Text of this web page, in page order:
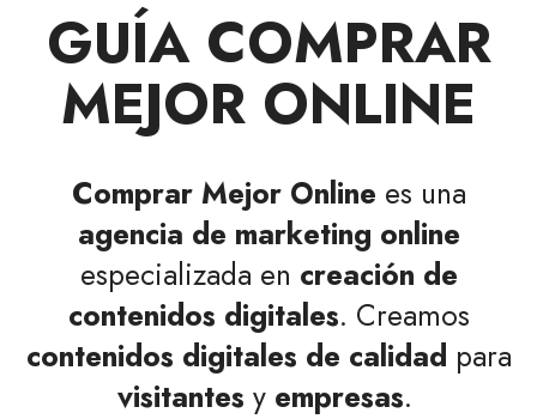
GUÍA COMPRAR
MEJOR ONLINE
Comprar Mejor Online es una
agencia de marketing online
especializada en creación de
contenidos digitales. Creamos
contenidos digitales de calidad para
visitantes y empresas.